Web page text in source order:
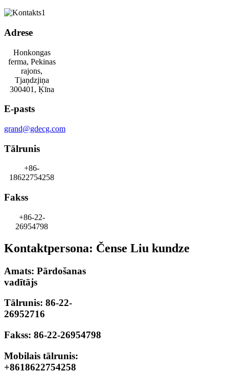
Adrese
Honkongas
ferma, Pekinas
rajons,
Tjaņdzjiņa
300401, Ķīna
E-pasts
grand@gdecg.com
Tālrunis
+86-
18622754258
Fakss
+86-22-
26954798
Kontaktpersona: Čense Liu kundze
Amats: Pārdošanas
vadītājs
Tālrunis: 86-22-
26952716
Fakss: 86-22-26954798
Mobilais tālrunis:
+8618622754258